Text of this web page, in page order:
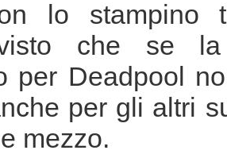
lo stampino
che se
per Deadpool
per gli altri
mezzo.